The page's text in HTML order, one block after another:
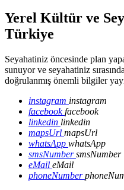
Yerel Kültür ve
Türkiye
Seyahatiniz öncesinde plan
sunuyor ve seyahatiniz
doğrulanmış önemli bilgiler
instagram instagram
facebookfacebook
linkedin linkedin
mapsUrl mapsUrl
whatsApp whatsApp
smsNumbersmsNumber
eMail eMail
phoneNumber